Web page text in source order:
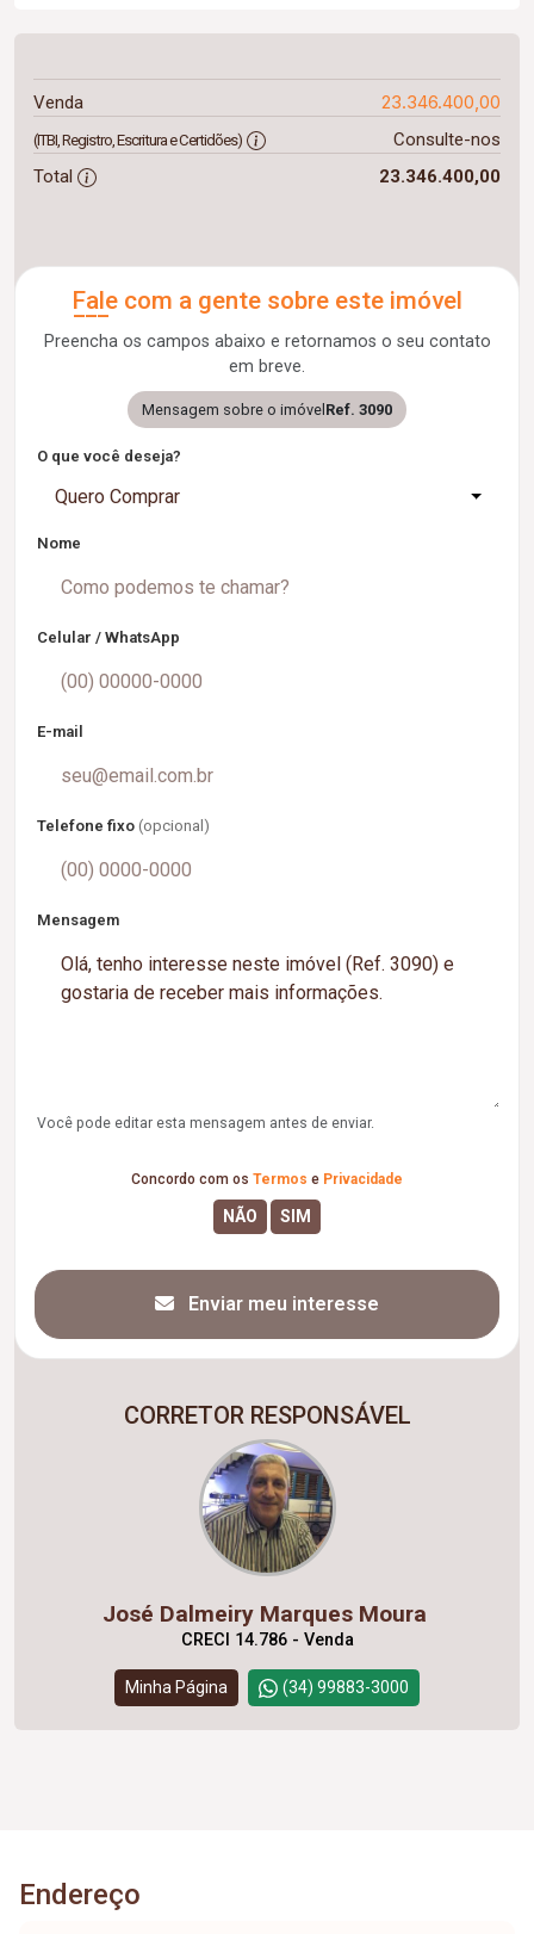
Venda 23.346.400,00
(ITBI, Registro, Escritura e Certidões)
Consulte-nos
Total
23.346.400,00
Fale com a gente sobre este imóvel
Preencha os campos abaixo e retornamos o seu contato
em breve.
Mensagem sobre o imóvel Ref. 3090
O que você deseja?
Quero Comprar
Nome
Celular / WhatsApp
E-mail
Telefone fixo (opcional)
Mensagem
Você pode editar esta mensagem antes de enviar.
Concordo com os Termos e Privacidade
Enviar meu interesse
CORRETOR RESPONSÁVEL
José Dalmeiry Marques Moura
CRECI 14.786 - Venda
Minha Página (34) 99883-3000
Endereço